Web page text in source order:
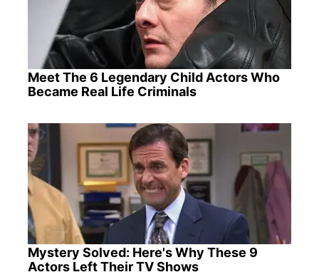
Meet The 6 Legendary Child Actors Who
Became Real Life Criminals
Mystery Solved: Here's Why These 9
Actors Left Their TV Shows